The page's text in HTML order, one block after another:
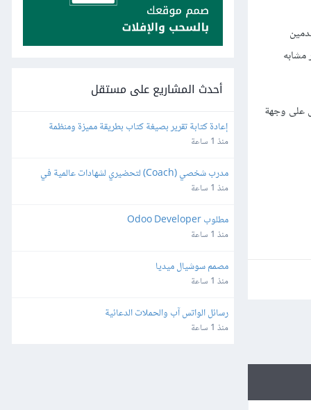
مشابه
على وجهة
أحدث المشاريع على مستقل
إعادة كتابة تقرير بصيغة كتاب بطريقة مميزة ومنظمة
منذ 1 ساعة
التسويق الإلكتروني
منذ 1 ساعة
مطلوب Odoo Developer
منذ 1 ساعة
مصمم سوشيال ميديا
منذ 1 ساعة
رسائل الواتس آب والحملات الدعائية
منذ 1 ساعة